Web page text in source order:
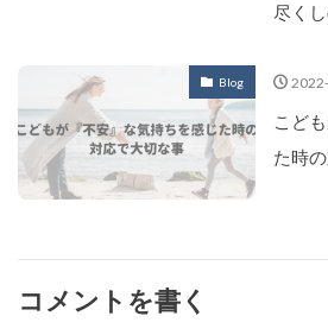
尽く
Blog
こど
た時
コメントを書く